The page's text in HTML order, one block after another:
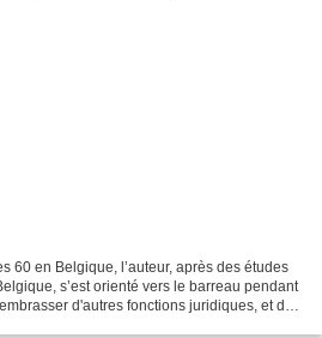
60 en Belgique, l’auteur, après des études
s’est orienté vers le barreau pendant
d'autres fonctions juridiques, et de